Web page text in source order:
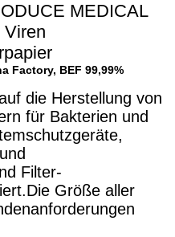
MEDICAL
Viren
Factory, BEF 99,99%
die Herstellung von
für Bakterien und
Filter-
Größe aller